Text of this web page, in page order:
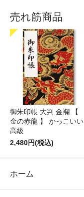
売れ筋商品
御朱印帳 大判 金襴 【
金の赤龍 】 かっこいい
高級
2,480円(税込)
ホーム